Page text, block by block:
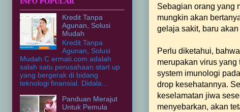
Sebagian orang yang
mungkin akan
gelaja sakit, baru
Perlu diketahui,
merupakan virus
system imunologi
drop kesehatannya.
keselamatan jiwa
menyebarkan, akan
Kredit Tanpa
Agunan, Solusi
Mudah
Kredit Tanpa
Agunan, Solusi
Mudah C ermati.com adalah
salah satu perusahaan start up
yang bergerak di bidang
teknologi finansial. Didala...
Panduan Merajut
Untuk Pemula